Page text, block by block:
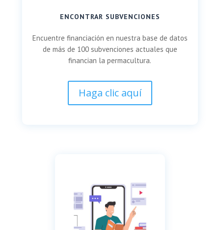
ENCONTRAR SUBVENCIONES
Encuentre financiación en nuestra base de datos
de más de 100 subvenciones actuales que
financian la permacultura.
Haga clic aquí